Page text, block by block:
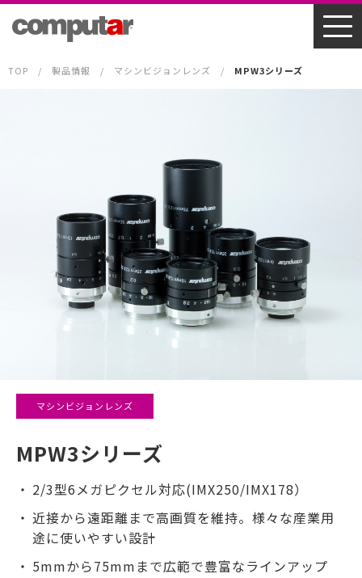
TOP 製品情報 マシンビジョンレンズ MPW3シリーズ
マシンビジョンレンズ
MPW3シリーズ
2/3型6メガピクセル対応(IMX250/IMX178）
近接から遠距離まで高画質を維持。様々な産業用
途に使いやすい設計
5mmから75mmまで広範で豊富なラインアップ